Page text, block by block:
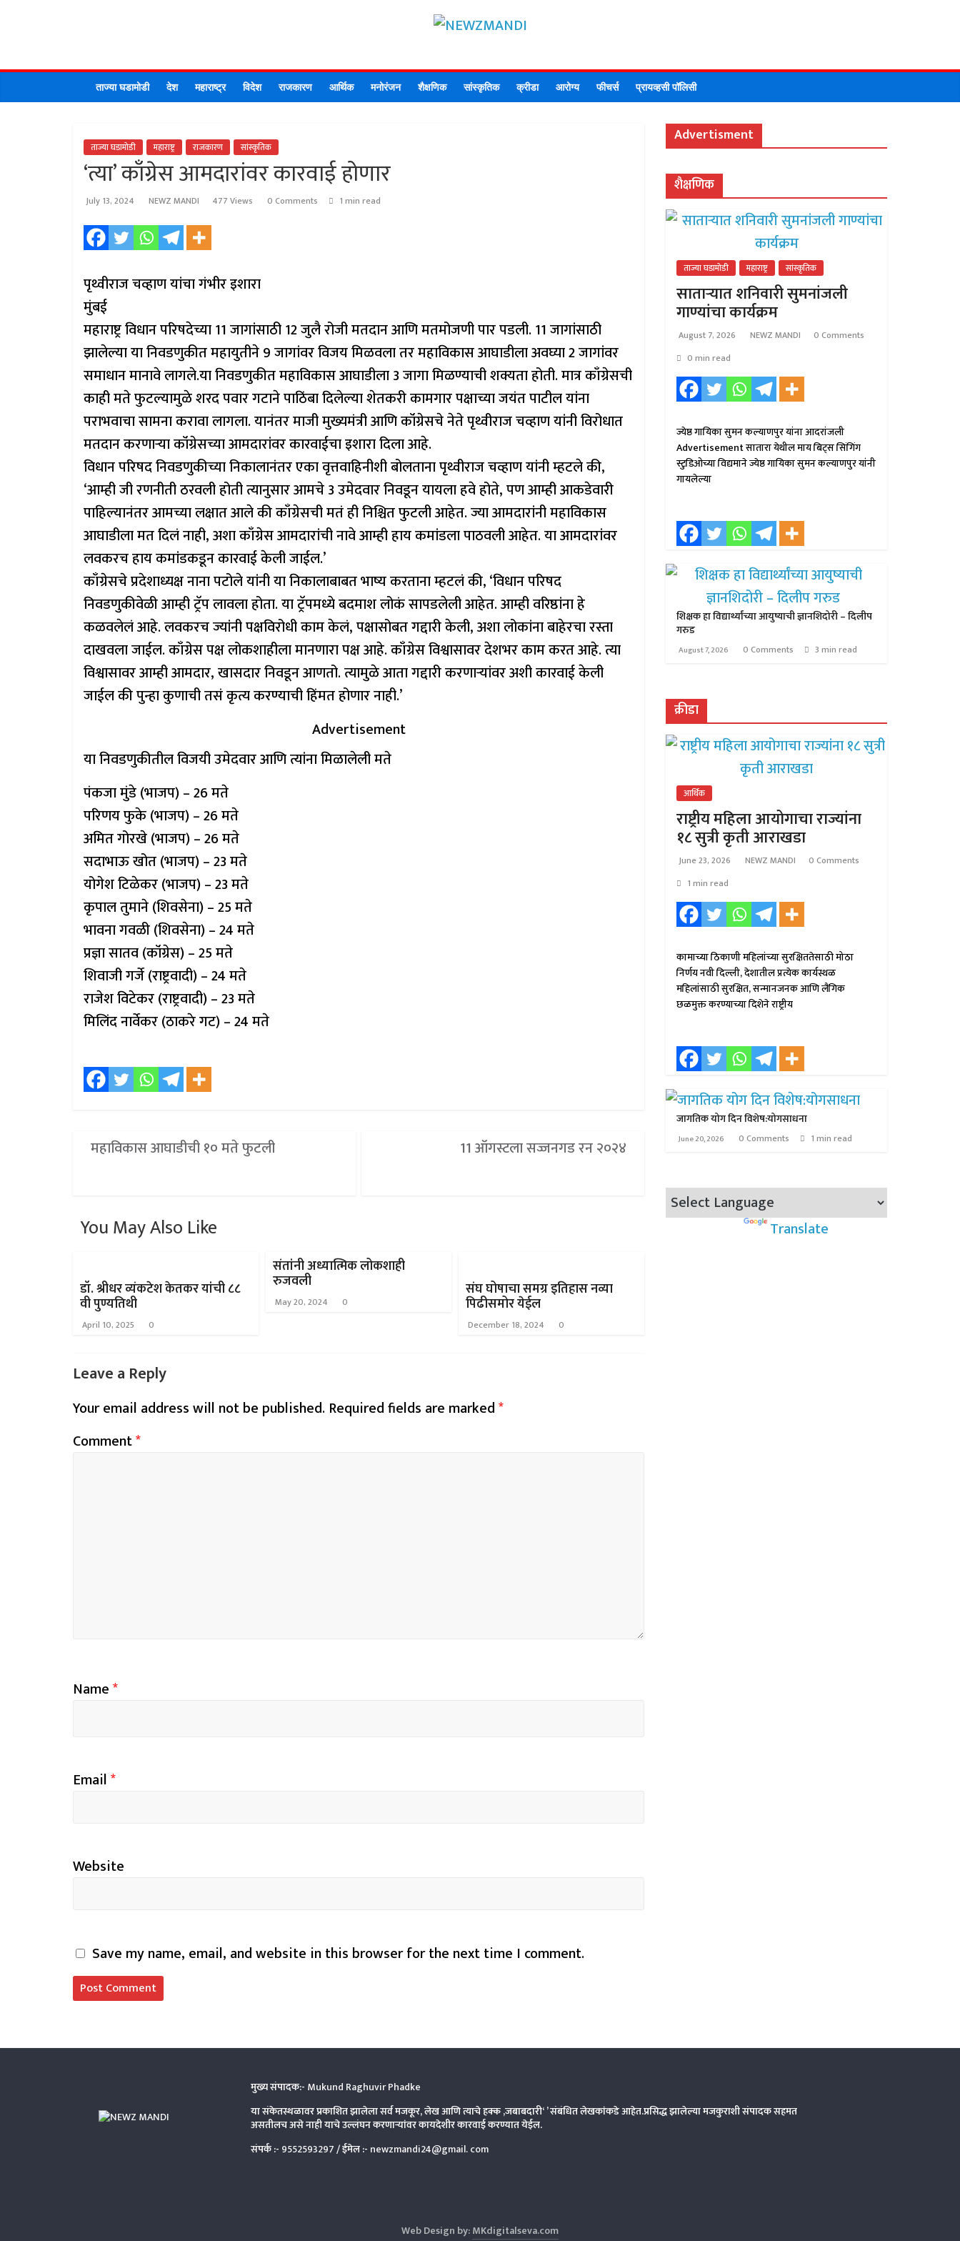
NEWZMANDI
NEWZMANDI
ताज्या घडामोडी देश महाराष्ट्र विदेश राजकारण आर्थिक मनोरंजन शैक्षणिक सांस्कृतिक क्रीडा आरोग्य फीचर्स प्रायव्हसी पॉलिसी
ताज्या घडामोडी महाराष्ट्र राजकारण सांस्कृतिक
‘त्या’ काँग्रेस आमदारांवर कारवाई होणार
July 13, 2024 NEWZ MANDI 477 Views 0 Comments 1 min read
पृथ्वीराज चव्हाण यांचा गंभीर इशारा
मुंबई
महाराष्ट्र विधान परिषदेच्या 11 जागांसाठी 12 जुलै रोजी मतदान आणि मतमोजणी पार पडली. 11 जागांसाठी
झालेल्या या निवडणुकीत महायुतीने 9 जागांवर विजय मिळवला तर महाविकास आघाडीला अवघ्या 2 जागांवर
समाधान मानावे लागले.या निवडणुकीत महाविकास आघाडीला 3 जागा मिळण्याची शक्यता होती. मात्र काँग्रेसची
काही मते फुटल्यामुळे शरद पवार गटाने पाठिंबा दिलेल्या शेतकरी कामगार पक्षाच्या जयंत पाटील यांना
पराभवाचा सामना करावा लागला. यानंतर माजी मुख्यमंत्री आणि कॉंग्रेसचे नेते पृथ्वीराज चव्हाण यांनी विरोधात
मतदान करणाऱ्या कॉंग्रेसच्या आमदारांवर कारवाईचा इशारा दिला आहे.
विधान परिषद निवडणुकीच्या निकालानंतर एका वृत्तवाहिनीशी बोलताना पृथ्वीराज चव्हाण यांनी म्हटले की,
‘आम्ही जी रणनीती ठरवली होती त्यानुसार आमचे 3 उमेदवार निवडून यायला हवे होते, पण आम्ही आकडेवारी
पाहिल्यानंतर आमच्या लक्षात आले की काँग्रेसची मतं ही निश्चित फुटली आहेत. ज्या आमदारांनी महाविकास
आघाडीला मत दिलं नाही, अशा काँग्रेस आमदारांची नावे आम्ही हाय कमांडला पाठवली आहेत. या आमदारांवर
लवकरच हाय कमांडकडून कारवाई केली जाईल.’
काँग्रेसचे प्रदेशाध्यक्ष नाना पटोले यांनी या निकालाबाबत भाष्य करताना म्हटलं की, ‘विधान परिषद
निवडणुकीवेळी आम्ही ट्रॅप लावला होता. या ट्रॅपमध्ये बदमाश लोकं सापडलेली आहेत. आम्ही वरिष्ठांना हे
कळवलेलं आहे. लवकरच ज्यांनी पक्षविरोधी काम केलं, पक्षासोबत गद्दारी केली, अशा लोकांना बाहेरचा रस्ता
दाखवला जाईल. काँग्रेस पक्ष लोकशाहीला मानणारा पक्ष आहे. काँग्रेस विश्वासावर देशभर काम करत आहे. त्या
विश्वासावर आम्ही आमदार, खासदार निवडून आणतो. त्यामुळे आता गद्दारी करणाऱ्यांवर अशी कारवाई केली
जाईल की पुन्हा कुणाची तसं कृत्य करण्याची हिंमत होणार नाही.’
Advertisement
या निवडणुकीतील विजयी उमेदवार आणि त्यांना मिळालेली मते
पंकजा मुंडे (भाजप) – 26 मते
परिणय फुके (भाजप) – 26 मते
अमित गोरखे (भाजप) – 26 मते
सदाभाऊ खोत (भाजप) – 23 मते
योगेश टिळेकर (भाजप) – 23 मते
कृपाल तुमाने (शिवसेना) – 25 मते
भावना गवळी (शिवसेना) – 24 मते
प्रज्ञा सातव (कॉंग्रेस) – 25 मते
शिवाजी गर्जे (राष्ट्रवादी) – 24 मते
राजेश विटेकर (राष्ट्रवादी) – 23 मते
मिलिंद नार्वेकर (ठाकरे गट) – 24 मते
महाविकास आघाडीची १० मते फुटली 11 ऑगस्टला सज्जनगड रन २०२४
You May Also Like
डॉ. श्रीधर व्यंकटेश केतकर यांची ८८
वी पुण्यतिथी
April 10, 2025 0
संतांनी अध्यात्मिक लोकशाही
रुजवली
May 20, 2024 0
संघ घोषाचा समग्र इतिहास नव्या
पिढीसमोर येईल
December 18, 2024 0
Leave a Reply
Your email address will not be published. Required fields are marked*
Comment*
Name*
Email*
Website
Save my name, email, and website in this browser for the next time I comment.
Advertisment
शैक्षणिक
ताज्या घडामोडी महाराष्ट्र सांस्कृतिक
साताऱ्यात शनिवारी सुमनांजली
गाण्यांचा कार्यक्रम
August 7, 2026 NEWZ MANDI
0 Comments
0 min read
ज्येष्ठ गायिका सुमन कल्याणपुर यांना आदरांजली
Advertisement सातारा येथील माय बिट्स सिंगिंग
स्टुडिओच्या विद्यमाने ज्येष्ठ गायिका सुमन कल्याणपुर यांनी
गायलेल्या
शिक्षक हा विद्यार्थ्यांच्या आयुष्याची ज्ञानशिदोरी – दिलीप
गरुड
August 7, 2026 0 Comments 3 min read
क्रीडा
आर्थिक
राष्ट्रीय महिला आयोगाचा राज्यांना
१८ सुत्री कृती आराखडा
June 23, 2026 NEWZ MANDI
0 Comments
1 min read
कामाच्या ठिकाणी महिलांच्या सुरक्षिततेसाठी मोठा
निर्णय नवी दिल्ली, देशातील प्रत्येक कार्यस्थळ
महिलांसाठी सुरक्षित, सन्मानजनक आणि लैंगिक
छळमुक्त करण्याच्या दिशेने राष्ट्रीय
जागतिक योग दिन विशेष:योगसाधना
June 20, 2026 0 Comments 1 min read
Translate
मुख्य संपादक:- Mukund Raghuvir Phadke
या संकेतस्थळावर प्रकाशित झालेला सर्व मजकूर, लेख आणि त्याचे हक्क ,जबाबदारी‘ ’ संबंधित लेखकांकडे आहेत.प्रसिद्ध झालेल्या मजकुराशी संपादक सहमत
असतीलच असे नाही याचे उल्लंघन करणाऱ्यांवर कायदेशीर कारवाई करण्यात येईल.
संपर्क :- 9552593297/ ईमेल :- newzmandi24@gmail. com
Web Design by:MKdigitalseva.com